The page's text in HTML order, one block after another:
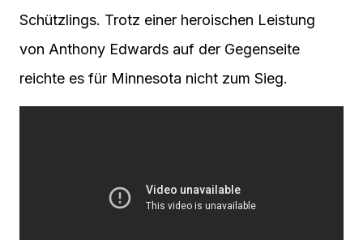
Schützlings. Trotz einer heroischen Leistung
von Anthony Edwards auf der Gegenseite
reichte es für Minnesota nicht zum Sieg.